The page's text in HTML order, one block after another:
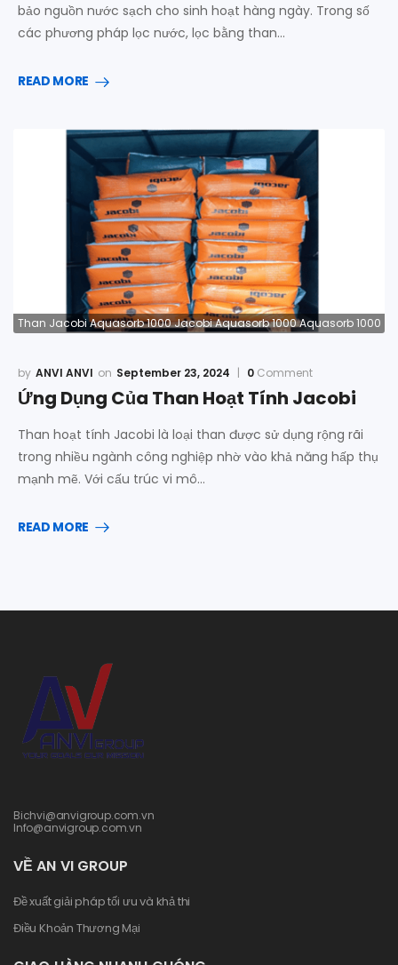
bảo nguồn nước sạch cho sinh hoạt hàng ngày. Trong số
các phương pháp lọc nước, lọc bằng than…
READ MORE
Than Jacobi Aquasorb 1000 Jacobi Aquasorb 1000 Aquasorb 1000
ANVI ANVI September 23, 2024 0 Comment
Ứng Dụng Của Than Hoạt Tính Jacobi
Than hoạt tính Jacobi là loại than được sử dụng rộng rãi
trong nhiều ngành công nghiệp nhờ vào khả năng hấp thụ
mạnh mẽ. Với cấu trúc vi mô…
READ MORE
Bichvi@anvigroup.com.vn
Info@anvigroup.com.vn
VỀ AN VI GROUP
Đề xuất giải pháp tối ưu và khả thi
Điều Khoản Thương Mại